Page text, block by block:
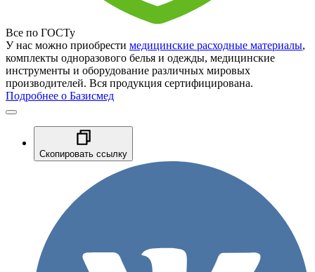
Все по ГОСТу
У нас можно приобрести медицинские расходные материалы,
комплекты одноразового белья и одежды, медицинские
инструменты и оборудование различных мировых
производителей. Вся продукция сертифицирована.
Подробнее о Базисмед
Скопировать ссылку